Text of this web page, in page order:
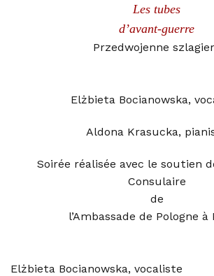
Les tubes
d’avant-guerre
Przedwojenne
Elżbieta Bocianowska,
Aldona Krasucka,
Soirée réalisée avec le soutien
Consulaire
de
l’Ambassade de Pologne à
Elżbieta Bocianowska, vocaliste